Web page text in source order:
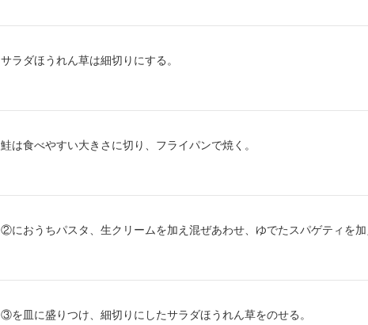
作り方2：
サラダほうれん草は細切りにする。
作り方3：
鮭は食べやすい大きさに切り、フライパンで焼く。
作り方4：
②におうちパスタ、生クリームを加え混ぜあわせ、ゆでたスパゲティを
作り方5：
③を皿に盛りつけ、細切りにしたサラダほうれん草をのせる。